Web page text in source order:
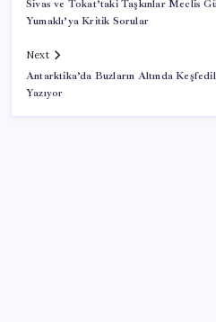
Sivas ve Tokat’taki Taşkınlar Meclis
Yumaklı’ya Kritik Sorular
Next
Antarktika’da Buzların Altında
Yazıyor